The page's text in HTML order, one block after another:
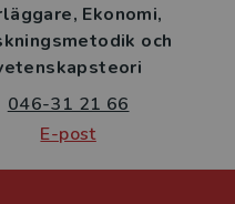
Ekonomi
och
046-31 21 66
E-post